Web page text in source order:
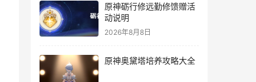
原神砺行修远勤修馈赠活
动说明
2026年8月8日
原神奥黛塔培养攻略大全